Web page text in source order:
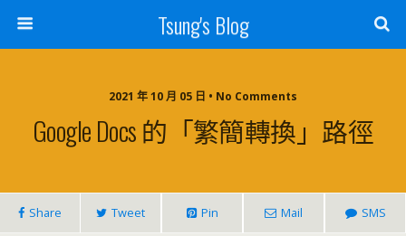
Tsung's Blog
2021 年 10 月 05 日 • No Comments
Google Docs 的「繁簡轉換」路徑
Share Tweet Pin Mail SMS